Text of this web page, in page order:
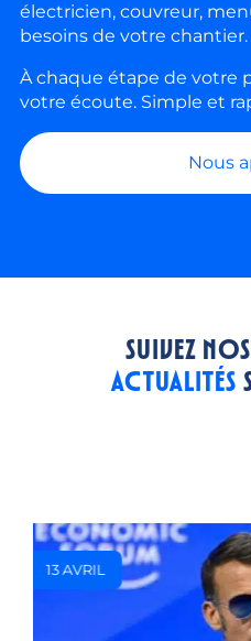
électricien, couvreur,
besoins de votre chantier.
À chaque étape de votre
votre écoute. Simple et
Nous
Suivez nos
actualités
20 FÉVRIER